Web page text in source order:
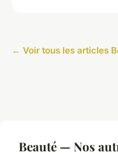
← Voir tous les articles
Beauté — Nos